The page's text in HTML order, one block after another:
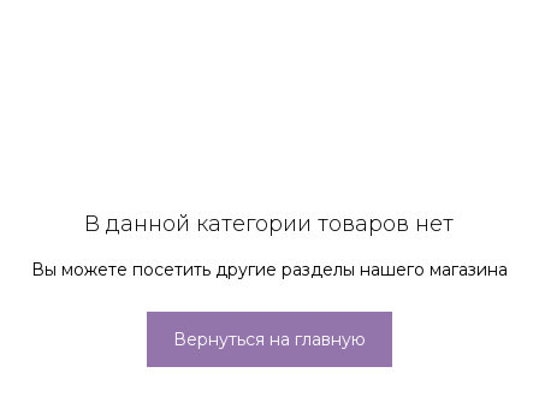
В данной категории товаров нет
Вы можете посетить другие разделы нашего магазина
Вернуться на главную